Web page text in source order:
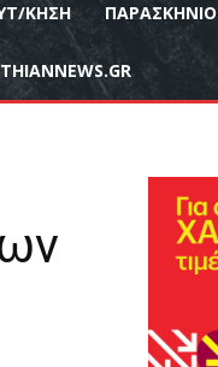
ΚΗΣΗ ΠΑΡΑΣΚΉΝΙΟ